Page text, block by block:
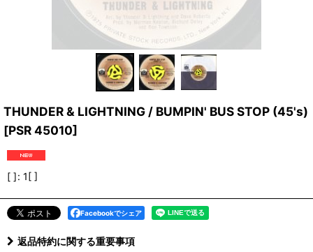
THUNDER & LIGHTNING / BUMPIN' BUS STOP (45's)
[PSR 45010]
[ ]: 1[ ]
Facebookでシェア
返品特約に関する重要事項